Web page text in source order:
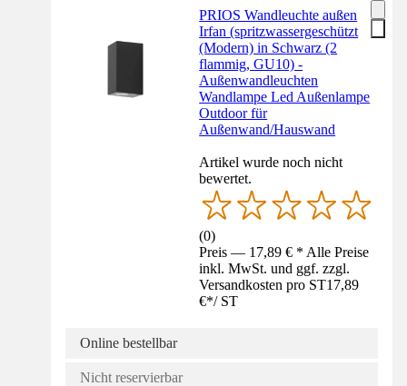
PRIOS Wandleuchte außen
Irfan (spritzwassergeschützt
(Modern) in Schwarz (2
flammig, GU10) -
Außenwandleuchten
Wandlampe Led Außenlampe
Outdoor für
Außenwand/Hauswand
Artikel wurde noch nicht
bewertet.
(0)
Preis — 17,89 € * Alle Preise
inkl. MwSt. und ggf. zzgl.
Versandkosten pro ST17,89
€*/ ST
Online bestellbar
Nicht reservierbar